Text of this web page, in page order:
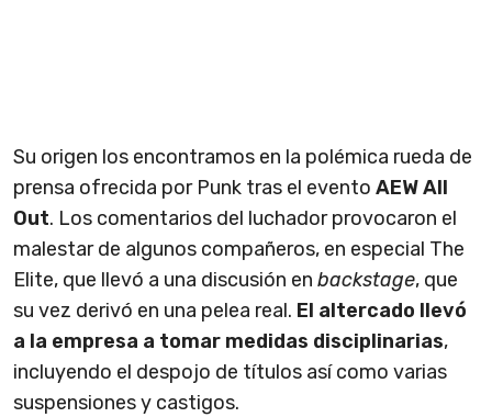
Su origen los encontramos en la polémica rueda de
prensa ofrecida por Punk tras el evento AEW All
Out. Los comentarios del luchador provocaron el
malestar de algunos compañeros, en especial The
Elite, que llevó a una discusión en backstage, que
su vez derivó en una pelea real. El altercado llevó
a la empresa a tomar medidas disciplinarias,
incluyendo el despojo de títulos así como varias
suspensiones y castigos.